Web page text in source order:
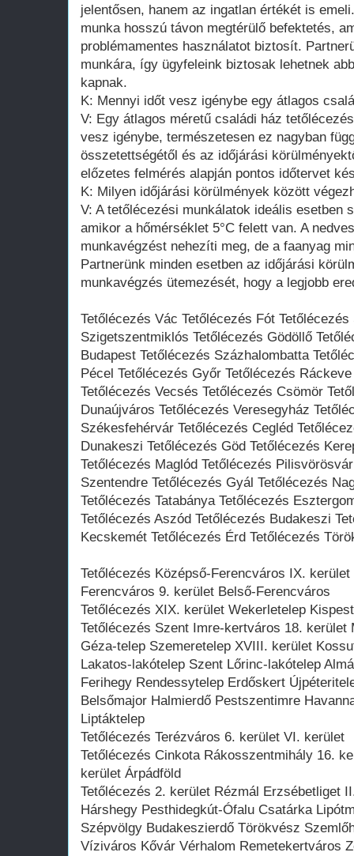
jelentősen, hanem az ingatlan értékét is
munka hosszú távon megtérülő befektetés,
problémamentes használatot biztosít.
munkára, így ügyfeleink biztosak lehetnek
kapnak.
K: Mennyi időt vesz igénybe egy átlagos
V: Egy átlagos méretű családi ház
vesz igénybe, természetesen ez nagyban
összetettségétől és az időjárási
előzetes felmérés alapján pontos időtervet
K: Milyen időjárási körülmények között
V: A tetőlécezési munkálatok ideális esetben
amikor a hőmérséklet 5°C felett van. A
munkavégzést nehezíti meg, de a faanyag
Partnerünk minden esetben az időjárási
munkavégzés ütemezését, hogy a legjobb
Tetőlécezés Vác Tetőlécezés Fót
Szigetszentmiklós Tetőlécezés Gödöllő
Budapest Tetőlécezés Százhalombatta
Pécel Tetőlécezés Győr Tetőlécezés
Tetőlécezés Vecsés Tetőlécezés Csömör
Dunaújváros Tetőlécezés Veresegyház
Székesfehérvár Tetőlécezés Cegléd
Dunakeszi Tetőlécezés Göd Tetőlécezés
Tetőlécezés Maglód Tetőlécezés
Szentendre Tetőlécezés Gyál Tetőlécezés
Tetőlécezés Tatabánya Tetőlécezés
Tetőlécezés Aszód Tetőlécezés Budakeszi
Kecskemét Tetőlécezés Érd Tetőlécezés
Tetőlécezés Középső-Ferencváros IX.
Ferencváros 9. kerület Belső-Ferencváros
Tetőlécezés XIX. kerület Wekerletelep
Tetőlécezés Szent Imre-kertváros 18. kerület
Géza-telep Szemeretelep XVIII. kerület
Lakatos-lakótelep Szent Lőrinc-lakótelep
Ferihegy Rendessytelep Erdőskert
Belsőmajor Halmierdő Pestszentimre
Liptáktelep
Tetőlécezés Terézváros 6. kerület VI. kerület
Tetőlécezés Cinkota Rákosszentmihály 16.
kerület Árpádföld
Tetőlécezés 2. kerület Rézmál Erzsébetliget
Hárshegy Pesthidegkút-Ófalu Csatárka
Szépvölgy Budakeszierdő Törökvész
Víziváros Kővár Vérhalom Remetekertváros